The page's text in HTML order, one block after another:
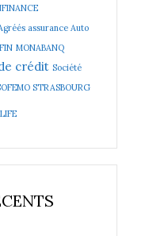
assurance Auto
MONABANQ
crédit Société
STRASBOURG